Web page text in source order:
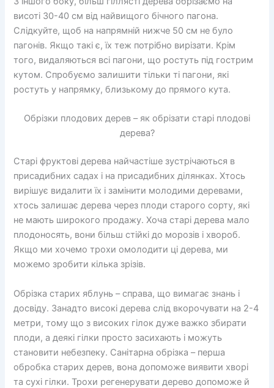
висоті 30-40 см від найвищого бічного пагона.
Слідкуйте, щоб на напрямній нижче 50 см не було
пагонів. Якщо такі є, їх теж потрібно вирізати. Крім
того, видаляються всі пагони, що ростуть під гострим
кутом. Спробуємо залишити тільки ті пагони, які
ростуть у напрямку, близькому до прямого кута.
Обрізки плодових дерев – як обрізати старі плодові
дерева?
Старі фруктові дерева найчастіше зустрічаються в
присадибних садах і на присадибних ділянках. Хтось
вирішує видалити їх і замінити молодими деревами,
хтось залишає дерева через плоди старого сорту, які
не мають широкого продажу. Хоча старі дерева мало
плодоносять, вони більш стійкі до морозів і хвороб.
Якщо ми хочемо трохи омолодити ці дерева, ми
можемо зробити кілька зрізів.
Обрізка старих яблунь – справа, що вимагає знань і
досвіду. Занадто високі дерева слід вкорочувати на 2-4
метри, тому що з високих гілок дуже важко збирати
плоди, а деякі гілки просто засихають і можуть
становити небезпеку. Санітарна обрізка – перша
обробка старих дерев, вона допоможе виявити хворі
та сухі гілки. Трохи регенерувати дерево допоможе й